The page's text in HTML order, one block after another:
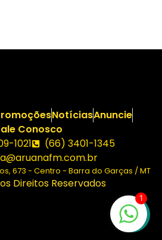
NotíciasAnuncie
Conosco
1021
(66) 3401-1345
673 - Centro - Barra do Garças / MT
Direitos Reservados
1